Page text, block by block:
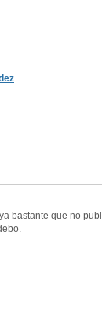
bastante que no